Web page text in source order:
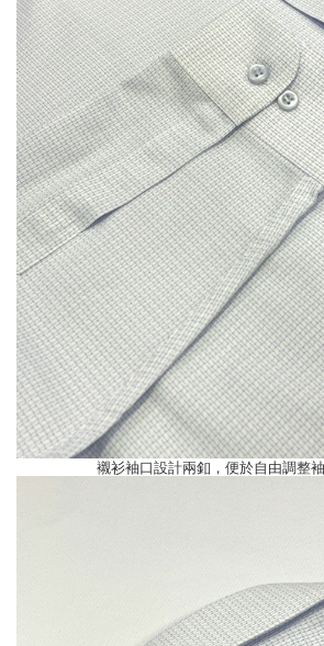
襯衫袖口設計兩釦，便於自由調整袖